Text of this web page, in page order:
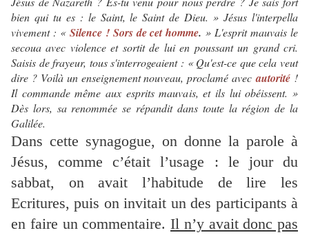
bien qui tu es : le Saint, le Saint de Dieu. » Jésus l'interpella
vivement : « Silence ! Sors de cet homme. » L'esprit mauvais le
secoua avec violence et sortit de lui en poussant un grand cri.
Saisis de frayeur, tous s'interrogeaient : « Qu'est-ce que cela veut
dire ? Voilà un enseignement nouveau, proclamé avecautorité !
Il commande même aux esprits mauvais, et ils lui obéissent. »
Dès lors, sa renommée se répandit dans toute la région de la
Galilée.
Dans cette synagogue, on donne la parole à
Jésus, comme c’était l’usage : le jour du
sabbat, on avait l’habitude de lire les
Ecritures, puis on invitait un des participants à
en faire un commentaire. Il n’y avait donc pas